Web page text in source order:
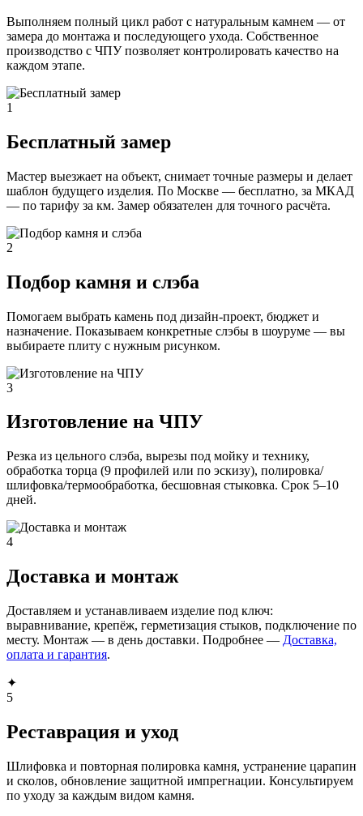
Выполняем полный цикл работ с натуральным камнем — от
замера до монтажа и последующего ухода. Собственное
производство с ЧПУ позволяет контролировать качество на
каждом этапе.
1
Бесплатный замер
Мастер выезжает на объект, снимает точные размеры и делает
шаблон будущего изделия. По Москве — бесплатно, за МКАД
— по тарифу за км. Замер обязателен для точного расчёта.
2
Подбор камня и слэба
Помогаем выбрать камень под дизайн-проект, бюджет и
назначение. Показываем конкретные слэбы в шоуруме — вы
выбираете плиту с нужным рисунком.
3
Изготовление на ЧПУ
Резка из цельного слэба, вырезы под мойку и технику,
обработка торца (9 профилей или по эскизу), полировка/
шлифовка/термообработка, бесшовная стыковка. Срок 5–10
дней.
4
Доставка и монтаж
Доставляем и устанавливаем изделие под ключ:
выравнивание, крепёж, герметизация стыков, подключение по
месту. Монтаж — в день доставки. Подробнее — Доставка,
оплата и гарантия.
✦
5
Реставрация и уход
Шлифовка и повторная полировка камня, устранение царапин
и сколов, обновление защитной импрегнации. Консультируем
по уходу за каждым видом камня.